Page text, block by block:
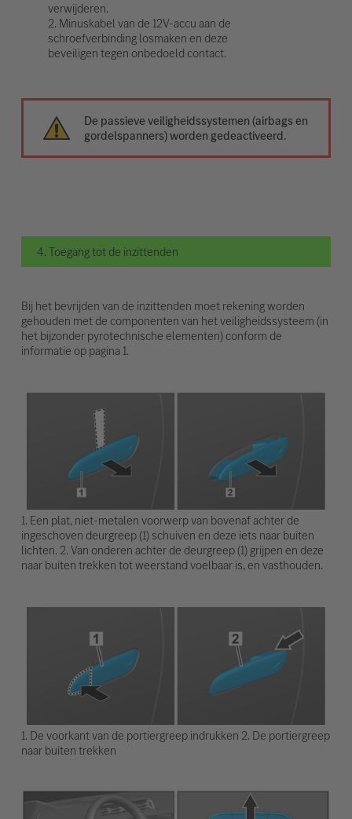
verwijderen.
2. Minuskabel van de 12V-accu aan de
schroefverbinding losmaken en deze
beveiligen tegen onbedoeld contact.
De passieve veiligheidssystemen (airbags en
gordelspanners) worden gedeactiveerd.
4. Toegang tot de inzittenden
Bij het bevrijden van de inzittenden moet rekening worden
gehouden met de componenten van het veiligheidssysteem (in
het bijzonder pyrotechnische elementen) conform de
informatie op pagina 1.
1. Een plat, niet-metalen voorwerp van bovenaf achter de
ingeschoven deurgreep (1) schuiven en deze iets naar buiten
lichten. 2. Van onderen achter de deurgreep (1) grijpen en deze
naar buiten trekken tot weerstand voelbaar is, en vasthouden.
1. De voorkant van de portiergreep indrukken 2. De portiergreep
naar buiten trekken